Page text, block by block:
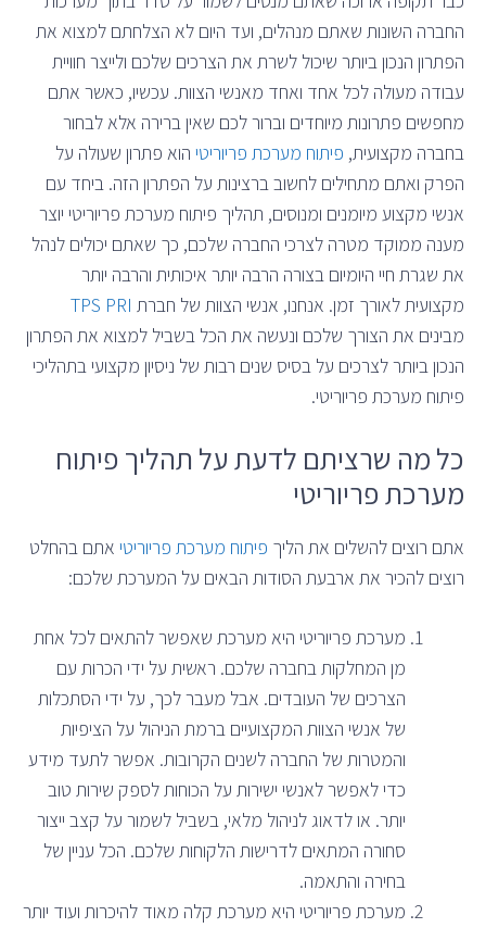
החברה השונות שאתם מנהלים, ועד היום לא הצלחתם למצוא את
הפתרון הנכון ביותר שיכול לשרת את הצרכים שלכם ולייצר חוויית
עבודה מעולה לכל אחד ואחד מאנשי הצוות. עכשיו, כאשר אתם
מחפשים פתרונות מיוחדים וברור לכם שאין ברירה אלא לבחור
בחברה מקצועית, פיתוח מערכת פריוריטי הוא פתרון שעולה על
הפרק ואתם מתחילים לחשוב ברצינות על הפתרון הזה. ביחד עם
אנשי מקצוע מיומנים ומנוסים, תהליך פיתוח מערכת פריוריטי יוצר
מענה ממוקד מטרה לצרכי החברה שלכם, כך שאתם יכולים לנהל
את שגרת חיי היומיום בצורה הרבה יותר איכותית והרבה יותר
מקצועית לאורך זמן. אנחנו, אנשי הצוות של חברת TPS PRI
מבינים את הצורך שלכם ונעשה את הכל בשביל למצוא את הפתרון
הנכון ביותר לצרכים על בסיס שנים רבות של ניסיון מקצועי בתהליכי
פיתוח מערכת פריוריטי.
כל מה שרציתם לדעת על תהליך פיתוח
מערכת פריוריטי
אתם רוצים להשלים את הליך פיתוח מערכת פריוריטי אתם בהחלט
רוצים להכיר את ארבעת הסודות הבאים על המערכת שלכם:
מערכת פריוריטי היא מערכת שאפשר להתאים לכל אחת
מן המחלקות בחברה שלכם. ראשית על ידי הכרות עם
הצרכים של העובדים. אבל מעבר לכך, על ידי הסתכלות
של אנשי הצוות המקצועיים ברמת הניהול על הציפיות
והמטרות של החברה לשנים הקרובות. אפשר לתעד מידע
כדי לאפשר לאנשי ישירות על הכוחות לספק שירות טוב
יותר. או לדאוג לניהול מלאי, בשביל לשמור על קצב ייצור
סחורה המתאים לדרישות הלקוחות שלכם. הכל עניין של
בחירה והתאמה.
מערכת פריוריטי היא מערכת קלה מאוד להיכרות ועוד יותר